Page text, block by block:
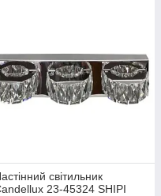
світильник
23-45324 SHIPI